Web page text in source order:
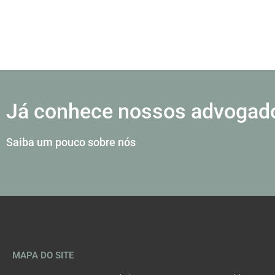
Já conhece nossos
Saiba um pouco sobre nós
MAPA DO SITE